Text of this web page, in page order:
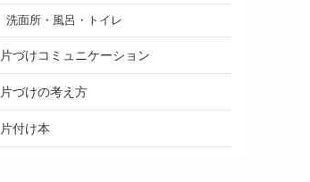
洗面所・風呂・トイレ
片づけコミュニケーション
片づけの考え方
片付け本